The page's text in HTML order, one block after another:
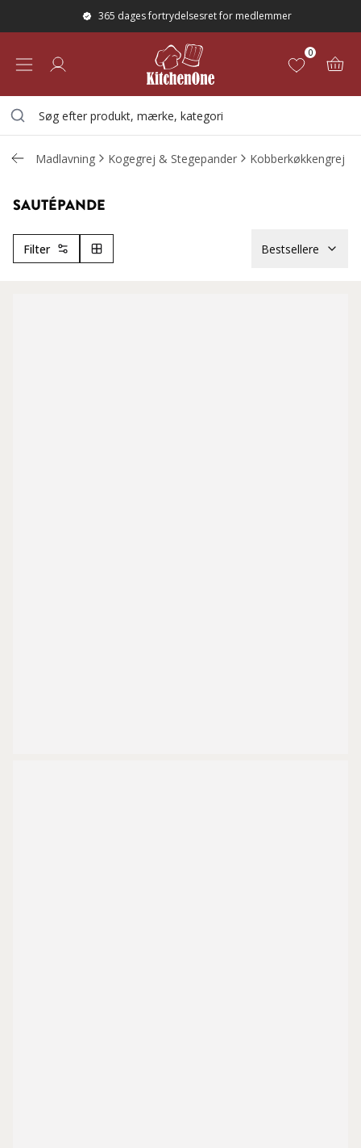
365 dages fortrydelsesret for medlemmer
0
Madlavning Kogegrej & Stegepander Kobberkøkkengrej
SAUTÉPANDE
Filter Bestsellere